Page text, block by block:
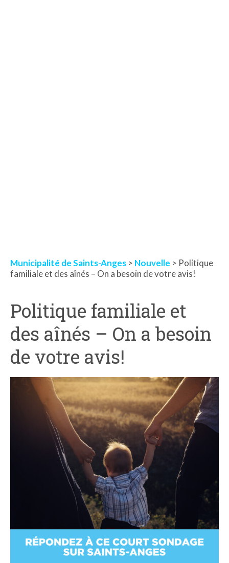
Municipalité de Saints-Anges > Nouvelle > Politique
familiale et des aînés – On a besoin de votre avis!
Politique familiale et
des aînés – On a besoin
de votre avis!